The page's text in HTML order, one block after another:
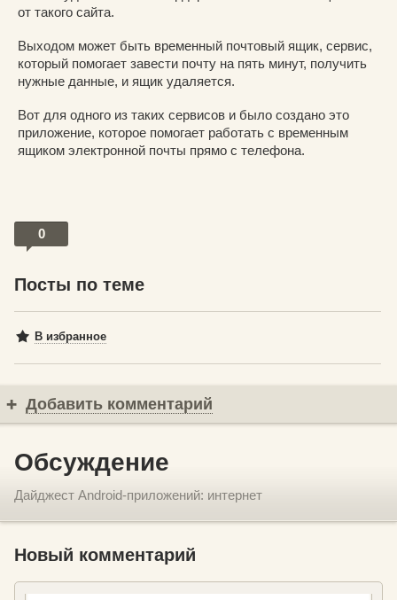
от такого сайта.
Выходом может быть временный почтовый ящик, сервис,
который помогает завести почту на пять минут, получить
нужные данные, и ящик удаляется.
Вот для одного из таких сервисов и было создано это
приложение, которое помогает работать с временным
ящиком электронной почты прямо с телефона.
0
Посты по теме
В избранное
Добавить комментарий
Обсуждение
Дайджест Android-приложений: интернет
Новый комментарий